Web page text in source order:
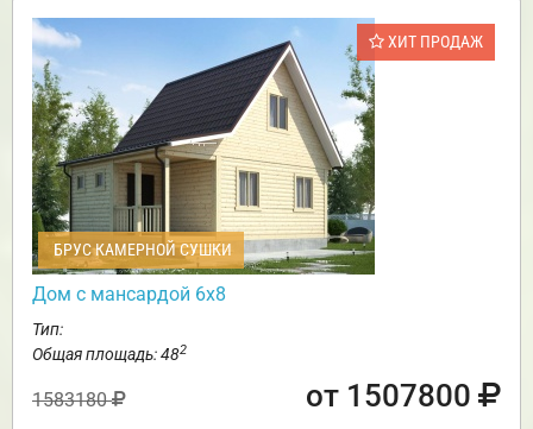
ХИТ ПРОДАЖ
БРУС КАМЕРНОЙ СУШКИ
Дом с мансардой 6х8
Тип:
Общая площадь: 482
1583180 от 1507800